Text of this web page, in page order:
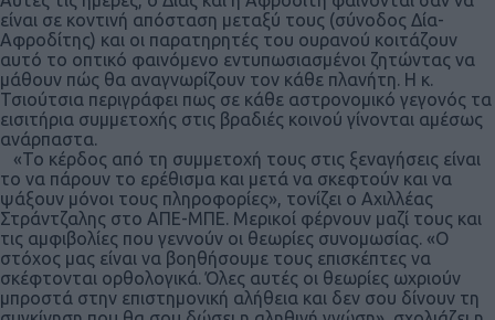
είναι σε κοντινή απόσταση μεταξύ τους (σύνοδος Δία-
Αφροδίτης) και οι παρατηρητές του ουρανού κοιτάζουν
αυτό το οπτικό φαινόμενο εντυπωσιασμένοι ζητώντας να
μάθουν πώς θα αναγνωρίζουν τον κάθε πλανήτη. Η κ.
Τσιούτσια περιγράφει πως σε κάθε αστρονομικό γεγονός τα
εισιτήρια συμμετοχής στις βραδιές κοινού γίνονται αμέσως
ανάρπαστα.
«Το κέρδος από τη συμμετοχή τους στις ξεναγήσεις είναι
το να πάρουν το ερέθισμα και μετά να σκεφτούν και να
ψάξουν μόνοι τους πληροφορίες», τονίζει ο Αχιλλέας
Στράντζαλης στο ΑΠΕ-ΜΠΕ. Μερικοί φέρνουν μαζί τους και
τις αμφιβολίες που γεννούν οι θεωρίες συνομωσίας. «Ο
στόχος μας είναι να βοηθήσουμε τους επισκέπτες να
σκέφτονται ορθολογικά. Όλες αυτές οι θεωρίες ωχριούν
μπροστά στην επιστημονική αλήθεια και δεν σου δίνουν τη